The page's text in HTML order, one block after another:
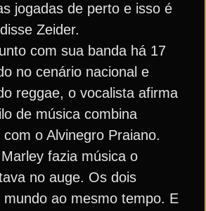
jogadas de perto e isso é
Zeider.
com sua banda há 17
no cenário nacional e
reggae, o vocalista afirma
de música combina
o Alvinegro Praiano.
fazia música o
no auge. Os dois
ao mesmo tempo. E